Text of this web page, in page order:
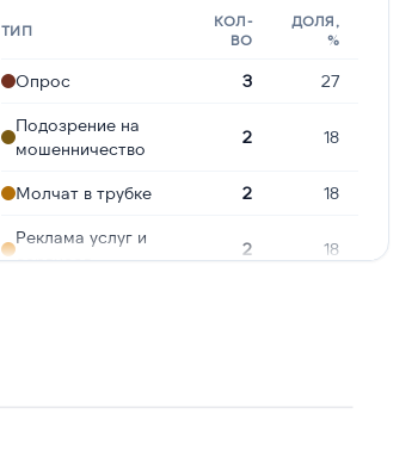
ТИП
КОЛ-
ВО
ДОЛЯ,
%
Опрос 3 27
Подозрение на
мошенничество
2 18
Молчат в трубке 2 18
Реклама услуг и
сервисов
2 18